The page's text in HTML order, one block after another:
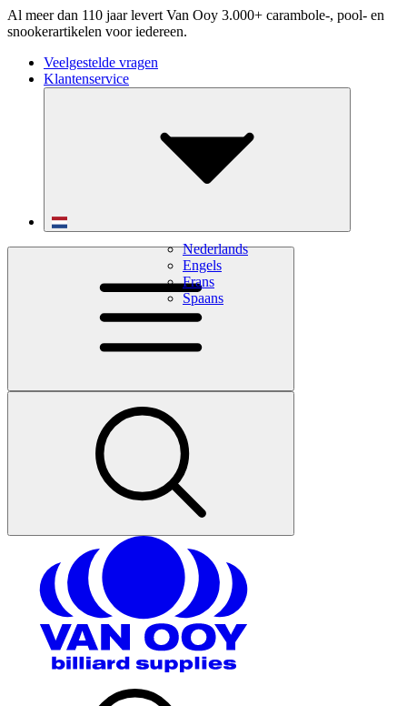
Al meer dan 110 jaar levert Van Ooy 3.000+ carambole-, pool- en
snookerartikelen voor iedereen.
Veelgestelde vragen
Klantenservice
Nederlands
Engels
Frans
Spaans